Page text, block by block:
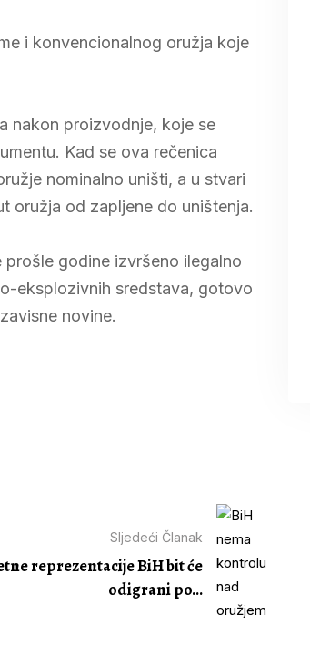
i konvencionalnog oružja koje
nakon proizvodnje, koje se
Kad se ova rečenica
nominalno uništi, a u stvari
oružja od zapljene do uništenja.
godine izvršeno ilegalno
eksplozivnih sredstava, gotovo
novine.
Sljedeći Članak
reprezentacije BiH bit će
odigrani po...